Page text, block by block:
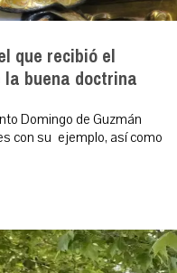
que recibió el
buena doctrina
Domingo de Guzmán
con su ejemplo, así como